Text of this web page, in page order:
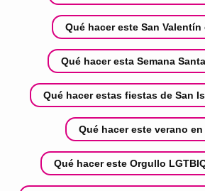
Qué hacer este San Valentín
Qué hacer esta Semana
Qué hacer estas fiestas de San
Qué hacer este verano
Qué hacer este Orgullo